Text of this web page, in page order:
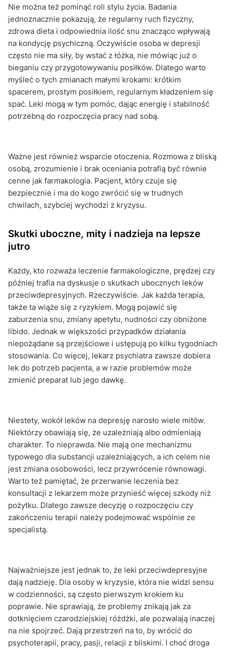
Nie można też pominąć roli stylu życia. Badania
jednoznacznie pokazują, że regularny ruch fizyczny,
zdrowa dieta i odpowiednia ilość snu znacząco wpływają
na kondycję psychiczną. Oczywiście osoba w depresji
często nie ma siły, by wstać z łóżka, nie mówiąc już o
bieganiu czy przygotowywaniu posiłków. Dlatego warto
myśleć o tych zmianach małymi krokami: krótkim
spacerem, prostym posiłkiem, regularnym kładzeniem się
spać. Leki mogą w tym pomóc, dając energię i stabilność
potrzebną do rozpoczęcia pracy nad sobą.
Ważne jest również wsparcie otoczenia. Rozmowa z bliską
osobą, zrozumienie i brak oceniania potrafią być równie
cenne jak farmakologia. Pacjent, który czuje się
bezpiecznie i ma do kogo zwrócić się w trudnych
chwilach, szybciej wychodzi z kryzysu.
Skutki uboczne, mity i nadzieja na lepsze
jutro
Każdy, kto rozważa leczenie farmakologiczne, prędzej czy
później trafia na dyskusje o skutkach ubocznych leków
przeciwdepresyjnych. Rzeczywiście. Jak każda terapia,
także ta wiąże się z ryzykiem. Mogą pojawić się
zaburzenia snu, zmiany apetytu, nudności czy obniżone
libido. Jednak w większości przypadków działania
niepożądane są przejściowe i ustępują po kilku tygodniach
stosowania. Co więcej, lekarz psychiatra zawsze dobiera
lek do potrzeb pacjenta, a w razie problemów może
zmienić preparat lub jego dawkę.
Niestety, wokół leków na depresję narosło wiele mitów.
Niektórzy obawiają się, że uzależniają albo odmieniają
charakter. To nieprawda. Nie mają one mechanizmu
typowego dla substancji uzależniających, a ich celem nie
jest zmiana osobowości, lecz przywrócenie równowagi.
Warto też pamiętać, że przerwanie leczenia bez
konsultacji z lekarzem może przynieść więcej szkody niż
pożytku. Dlatego zawsze decyzję o rozpoczęciu czy
zakończeniu terapii należy podejmować wspólnie ze
specjalistą.
Najważniejsze jest jednak to, że leki przeciwdepresyjne
dają nadzieję. Dla osoby w kryzysie, która nie widzi sensu
w codzienności, są często pierwszym krokiem ku
poprawie. Nie sprawiają, że problemy znikają jak za
dotknięciem czarodziejskiej różdżki, ale pozwalają inaczej
na nie spojrzeć. Dają przestrzeń na to, by wrócić do
psychoterapii, pracy, pasji, relacji z bliskimi. I choć droga